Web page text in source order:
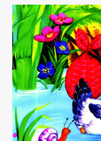
(И
ДА
ГИ